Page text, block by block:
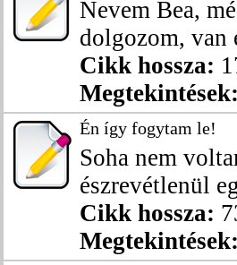
Nevem Bea,
dolgozom, van
Cikk hossza:
Megtekintések:
Én így fogytam le!
Soha nem
észrevétlenül
Cikk hossza:
Megtekintések: